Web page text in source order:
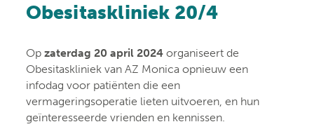
Obesitaskliniek 20/4
Op zaterdag 20 april 2024 organiseert de
Obesitaskliniek van AZ Monica opnieuw een
infodag voor patiënten die een
vermageringsoperatie lieten uitvoeren, en hun
geïnteresseerde vrienden en kennissen.